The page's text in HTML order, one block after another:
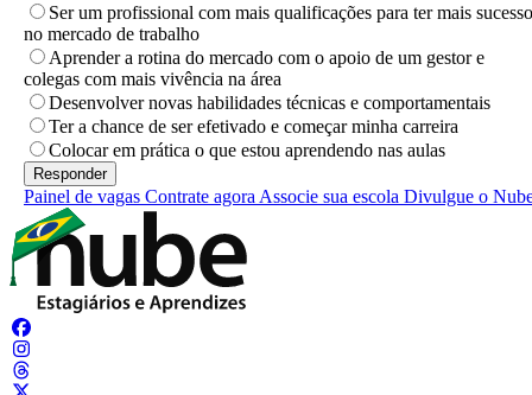
Ser um profissional com mais qualificações para ter mais sucesso
no mercado de trabalho
Aprender a rotina do mercado com o apoio de um gestor e
colegas com mais vivência na área
Desenvolver novas habilidades técnicas e comportamentais
Ter a chance de ser efetivado e começar minha carreira
Colocar em prática o que estou aprendendo nas aulas
Painel de vagas Contrate agora Associe sua escola Divulgue o